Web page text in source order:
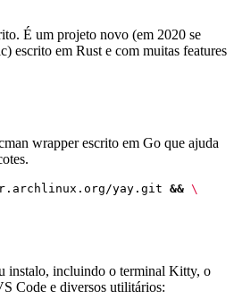
É um projeto novo (em 2020 se
escrito em Rust e com muitas features
wrapper escrito em Go que ajuda
yay.git &&
instalo, incluindo o terminal Kitty, o
Code e diversos utilitários: